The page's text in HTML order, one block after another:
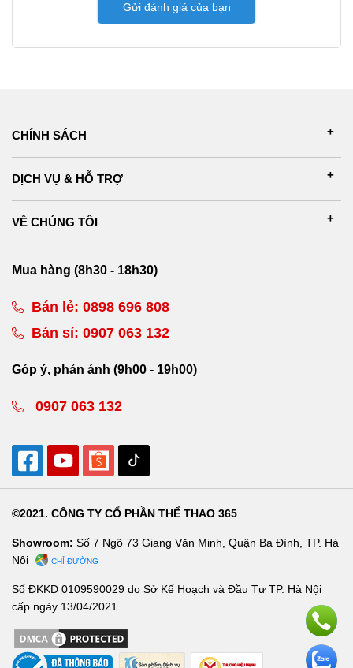
Gửi đánh giá của bạn
CHÍNH SÁCH
DỊCH VỤ & HỖ TRỢ
VỀ CHÚNG TÔI
Mua hàng (8h30 - 18h30)
Bán lẻ: 0898 696 808
Bán sỉ: 0907 063 132
Góp ý, phản ánh (9h00 - 19h00)
0907 063 132
©2021. CÔNG TY CỔ PHẦN THỂ THAO 365
Showroom: Số 7 Ngõ 73 Giang Văn Minh, Quận Ba Đình, TP. Hà
Nội
CHỈ ĐƯỜNG
Số ĐKKD 0109590029 do Sở Kế Hoạch và Đầu Tư TP. Hà Nội
cấp ngày 13/04/2021